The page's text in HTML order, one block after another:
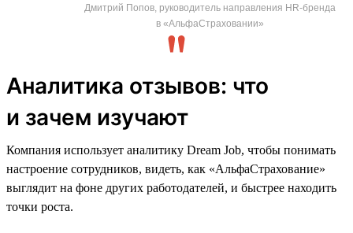
Дмитрий Попов, руководитель направления HR-бренда
в «АльфаСтраховании»
Аналитика отзывов: что
и зачем изучают
Компания использует аналитику Dream Job, чтобы понимать
настроение сотрудников, видеть, как «АльфаСтрахование»
выглядит на фоне других работодателей, и быстрее находить
точки роста.